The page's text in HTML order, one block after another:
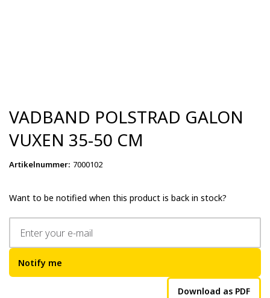
VADBAND POLSTRAD GALON
VUXEN 35-50 CM
Artikelnummer: 7000102
Want to be notified when this product is back in stock?
Notify me
Download as PDF